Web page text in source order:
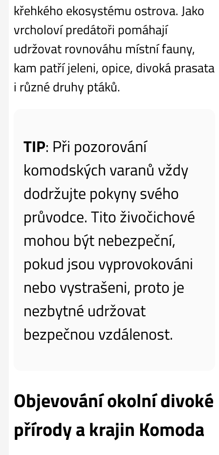
křehkého ekosystému ostrova. Jako
vrcholoví predátoři pomáhají
udržovat rovnováhu místní fauny,
kam patří jeleni, opice, divoká prasata
i různé druhy ptáků.
TIP: Při pozorování
komodských varanů vždy
dodržujte pokyny svého
průvodce. Tito živočichové
mohou být nebezpeční,
pokud jsou vyprovokováni
nebo vystrašeni, proto je
nezbytné udržovat
bezpečnou vzdálenost.
Objevování okolní divoké
přírody a krajin Komoda